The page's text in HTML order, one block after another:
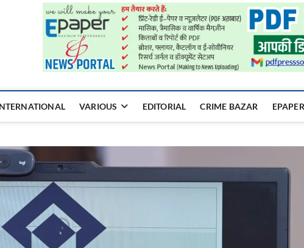
Mukhyadhara
VARIOUS EDITORIAL CRIME BAZAR